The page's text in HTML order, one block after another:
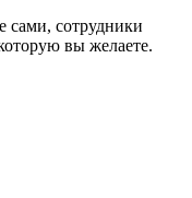
сами, сотрудники
вы желаете.